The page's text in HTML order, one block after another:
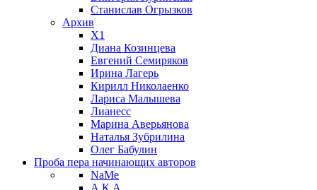
Станислав Огрызков
Архив
X1
Диана Козинцева
Евгений Семиряков
Ирина Лагерь
Кирилл Николаенко
Лариса Малышева
Лианесс
Марина Аверьянова
Наталья Зубрилина
Олег Бабулин
Проба пера начинающих авторов
NaMe